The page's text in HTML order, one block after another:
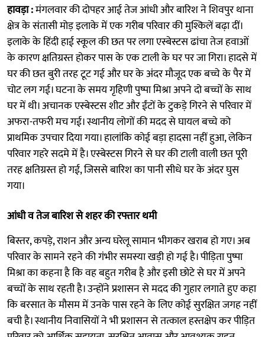
हावड़ा :मंगलवार की दोपहर आई तेज आंधी और बारिश ने शिवपुर थाना
क्षेत्र के संतासी मोड़ इलाके में एक गरीब परिवार की मुश्किलें बढ़ा दीं।
इलाके के हिंदी हाई स्कूल की छत पर लगा एस्बेस्टस ढांचा तेज हवाओं
के कारण क्षतिग्रस्त होकर पास के एक टाली के घर पर जा गिरा। हादसे में
घर की छत बुरी तरह टूट गई और घर के अंदर मौजूद एक बच्चे के पैर में
चोट लग गई। घटना के समय गृहिणी पुष्पा मिश्रा अपने दो बच्चों के साथ
घर में थी। अचानक एस्बेस्टस शीट और ईंटों के टुकड़े गिरने से परिवार में
अफरा-तफरी मच गई। स्थानीय लोगों की मदद से घायल बच्चे को
प्राथमिक उपचार दिया गया। हालांकि कोई बड़ा हादसा नहीं हुआ, लेकिन
परिवार गहरे सदमे में है। एस्बेस्टस गिरने से घर की टाली वाली छत पूरी
तरह क्षतिग्रस्त हो गई, जिससे बारिश का पानी सीधे घर के अंदर घुस
गया।
आंधी व तेज बारिश से शहर की रफ्तार थमी
बिस्तर, कपड़े, राशन और अन्य घरेलू सामान भीगकर खराब हो गए। अब
परिवार के सामने रहने की गंभीर समस्या खड़ी हो गई है। पीड़िता पुष्पा
मिश्रा का कहना है कि वह बहुत गरीब है और इसी छोटे से घर में अपने
बच्चों के साथ रहती है। उन्होंने प्रशासन से मदद की गुहार लगाते हुए कहा
कि बरसात के मौसम में उनके पास रहने के लिए कोई सुरक्षित जगह नहीं
बची है। स्थानीय निवासियों ने भी प्रशासन से तत्काल हस्तक्षेप कर पीड़ित